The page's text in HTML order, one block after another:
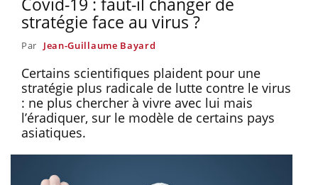
stratégie face au virus ?
Par Jean-Guillaume Bayard
Certains scientifiques plaident pour une
stratégie plus radicale de lutte contre le virus
: ne plus chercher à vivre avec lui mais
l’éradiquer, sur le modèle de certains pays
asiatiques.